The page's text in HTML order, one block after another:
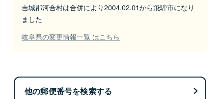
吉城郡河合村は合併により2004.02.01から飛騨市になり
ました
岐阜県の変更情報一覧 はこちら
他の郵便番号を検索する